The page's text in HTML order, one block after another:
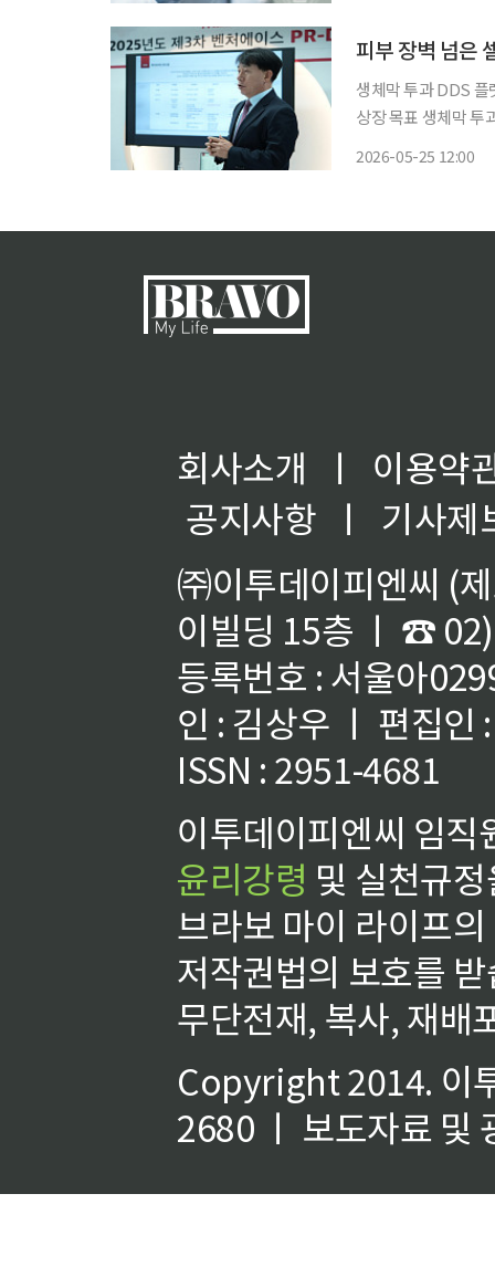
피부 장벽 넘은
생체막 투과 DDS
상장 목표 생체막 투과 플랫폼 기업 셀아이콘랩이 화장품 사업을 기반으로 의료기기·신약 분
2026-05-25 12:00
회사소개 ㅣ
이용약
공지사항
ㅣ
기사제
㈜이투데이피엔씨 (
이빌딩 15층 ㅣ ☎
등록번호 : 서울아
인 : 김상우 ㅣ 편집인
ISSN : 2951-4681
이투데이피엔씨 임
윤리강령 및 실천규
브라보 마이 라이프
저작권법의 보호를
무단전재, 복사, 재배
Copyright 2014. 이
2680 ㅣ 보도자료